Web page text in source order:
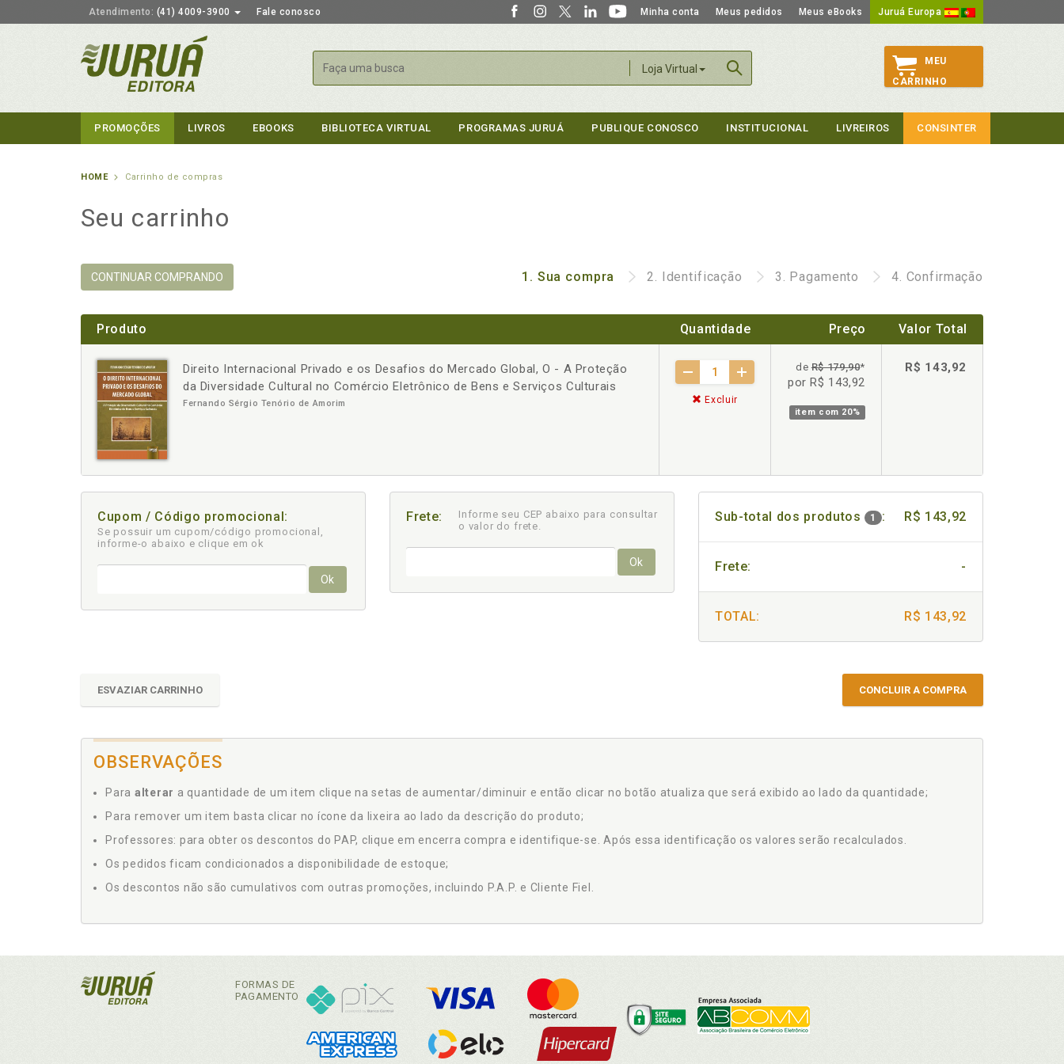
Atendimento: (41) 4009-3900 Fale conosco Minha conta Meus pedidos Meus eBooks Juruá Europa
Loja Virtual
Buscar
MEU
CARRINHO
PROMOÇÕES LIVROS EBOOKS BIBLIOTECA VIRTUAL PROGRAMAS JURUÁ PUBLIQUE CONOSCO INSTITUCIONAL LIVREIROS CONSINTER
HOME Carrinho de compras
Seu carrinho
CONTINUAR COMPRANDO 1. Sua compra 2. Identificação 3. Pagamento 4. Confirmação
Produto Quantidade Preço Valor Total
Direito Internacional Privado e os Desafios do Mercado Global, O - A Proteção
da Diversidade Cultural no Comércio Eletrônico de Bens e Serviços Culturais
Fernando Sérgio Tenório de Amorim
- +
Excluir
deR$ 179,90*
por R$ 143,92
item com 20%
R$ 143,92
Cupom / Código promocional:
Se possuir um cupom/código promocional,
informe-o abaixo e clique em ok
Ok
Frete:
Informe seu CEP abaixo para consultar
o valor do frete.
Ok
Sub-total dos produtos 1 : R$ 143,92
Frete: -
TOTAL: R$ 143,92
ESVAZIAR CARRINHO CONCLUIR A COMPRA
OBSERVAÇÕES
Para alterar a quantidade de um item clique na setas de aumentar/diminuir e então clicar no botão atualiza que será exibido ao lado da quantidade;
Para remover um item basta clicar no ícone da lixeira ao lado da descrição do produto;
Professores: para obter os descontos do PAP, clique em encerra compra e identifique-se. Após essa identificação os valores serão recalculados.
Os pedidos ficam condicionados a disponibilidade de estoque;
Os descontos não são cumulativos com outras promoções, incluindo P.A.P. e Cliente Fiel.
FORMAS DE
PAGAMENTO